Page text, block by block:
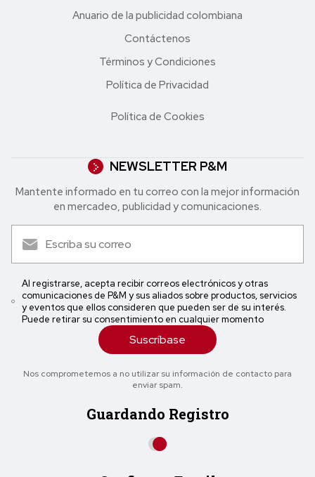
Anuario de la publicidad colombiana
Contáctenos
Términos y Condiciones
Política de Privacidad
Política de Cookies
NEWSLETTER P&M
Mantente informado en tu correo con la mejor in formación
en mercadeo, publicidad y comunicaciones.
Al registrarse, acepta recibir correos electrónicos y otras
comunicaciones de P&M y sus aliados sobre productos, servicios
y eventos que ellos consideren que pueden ser de su interés.
Puede retirar su consentimiento en cualquier momento
Suscríbase
Nos comprometemos a no utilizar su información de contacto para
enviar spam.
Guardando Registro